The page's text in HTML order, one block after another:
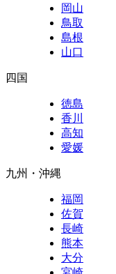
岡山
鳥取
島根
山口
四国
徳島
香川
高知
愛媛
九州・沖縄
福岡
佐賀
長崎
熊本
大分